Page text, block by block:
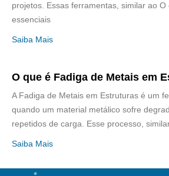
projetos. Essas ferramentas, similar ao
essenciais
Saiba Mais
O que é Fadiga de Metais em
A Fadiga de Metais em Estruturas é um
quando um material metálico sofre
repetidos de carga. Esse processo,
Saiba Mais